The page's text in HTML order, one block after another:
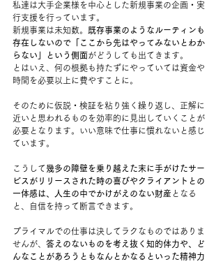
私達は大手企業様を中心とした新規事業の企画・実
行支援を行っています。
新規事業は未知数。
既存事業のようなルーティンも
存在しないので「ここから先はやってみないとわか
らない」という側面がどうしても出てきます。
とはいえ、何の根拠も持たずにやっていては資金や
時間を必要以上に費やすことに。
そのために仮説・検証を粘り強く繰り返し、正解に
近いと思われるものを効率的に見出していくことが
必要となります。いい意味で仕事に慣れないと感じ
ています。
こうして幾多の障壁を乗り越えた末に手がけたサー
ビスがリリースされた時の喜びやクライアントとの
一体感は、人生の中でかけがえのない財産 となる
と、自信を持って断言できます。
プライマルでの仕事は決してラクなものではありま
せんが、 答えのないものを考え抜く知的体力や、ど
んなことがあろうともなんとかなるといった精神力